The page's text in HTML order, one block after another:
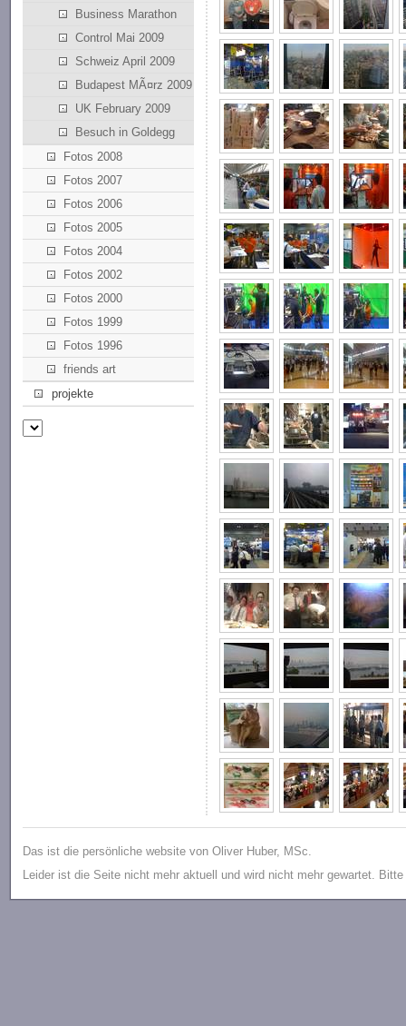
Business Marathon
Control Mai 2009
Schweiz April 2009
Budapest MÃ¤rz 2009
UK February 2009
Besuch in Goldegg
Fotos 2008
Fotos 2007
Fotos 2006
Fotos 2005
Fotos 2004
Fotos 2002
Fotos 2000
Fotos 1999
Fotos 1996
friends art
projekte
Das ist die persönliche website von Oliver Huber, MSc.
Leider ist die Seite nicht mehr aktuell und wird nicht mehr gewartet.